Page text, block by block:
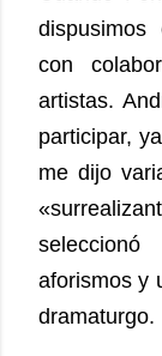
con
artistas.
participar,
me dijo
aforismos y
dramaturgo.